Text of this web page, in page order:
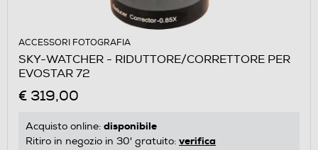
ACCESSORI FOTOGRAFIA
SKY-WATCHER - RIDUTTORE/CORRETTORE PER
EVOSTAR 72
€ 319,00
Acquisto online: disponibile
Ritiro in negozio in 30' gratuito: verifica